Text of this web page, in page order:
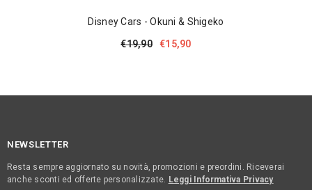
Disney Cars - Okuni & Shigeko
€19,90
€15,90
NEWSLETTER
Resta sempre aggiornato su novità, promozioni e preordini. Riceverai
anche sconti ed offerte personalizzate. Leggi Informativa Privacy